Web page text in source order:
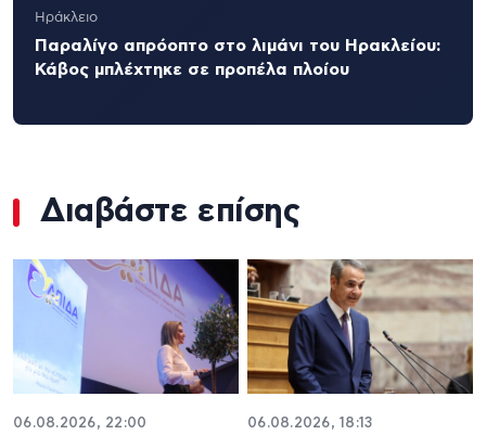
Ηράκλειο
Παραλίγο απρόοπτο στο λιμάνι του Ηρακλείου:
Κάβος μπλέχτηκε σε προπέλα πλοίου
Διαβάστε επίσης
06.08.2026, 22:00 06.08.2026, 18:13